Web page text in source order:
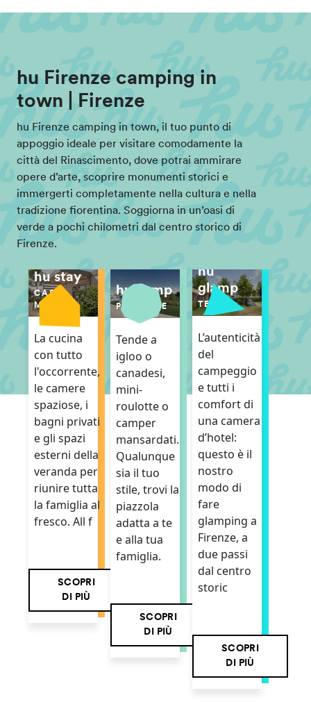
hu Firenze camping in
town | Firenze
hu Firenze camping in town, il tuo punto di
appoggio ideale per visitare comodamente la
città del Rinascimento, dove potrai ammirare
opere d’arte, scoprire monumenti storici e
immergerti completamente nella cultura e nella
tradizione fiorentina. Soggiorna in un’oasi di
verde a pochi chilometri dal centro storico di
Firenze.
hu stay
CASE
MOBILI
La cucina
con tutto
l'occorrente,
le camere
spaziose, i
bagni privati
e gli spazi
esterni della
veranda per
riunire tutta
la famiglia al
fresco. All f
SCOPRI
DI PIÙ
hu camp
PIAZZOLE
Tende a
igloo o
canadesi,
mini-
roulotte o
camper
mansardati.
Qualunque
sia il tuo
stile, trovi la
piazzola
adatta a te
e alla tua
famiglia.
SCOPRI
DI PIÙ
hu
glamp
TENDE
L’autenticità
del
campeggio
e tutti i
comfort di
una camera
d’hotel:
questo è il
nostro
modo di
fare
glamping a
Firenze, a
due passi
dal centro
storic
SCOPRI
DI PIÙ